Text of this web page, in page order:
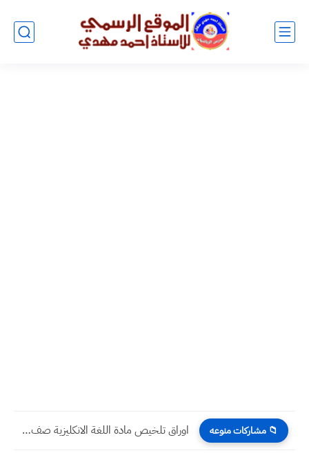
📁 مشاركات منوعه اوراق تلخيص مادة اللغة الانكليزية صف الرابع الابتدائي بشكل مبسط...